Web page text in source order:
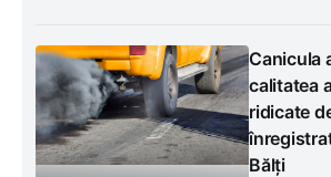
Canicula
calitatea
ridicate
Bălți